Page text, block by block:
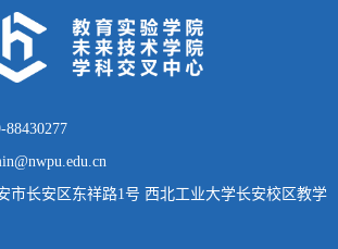
市长安区东祥路1号 西北工业大学长安校区教学